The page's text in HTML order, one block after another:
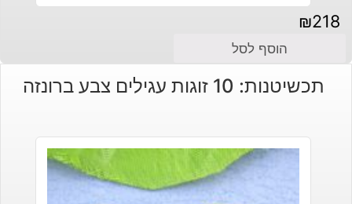
₪218
הוסף לסל
תכשיטנות: 10 זוגות עגילים צבע ברונזה